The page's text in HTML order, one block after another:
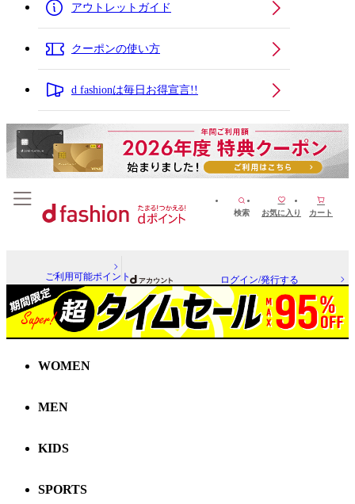
アウトレットガイド
クーポンの使い方
d fashionは毎日お得宣言!!
検索 お気に入り カート
ご利用可能ポイント ログイン/発行する
WOMEN
MEN
KIDS
SPORTS